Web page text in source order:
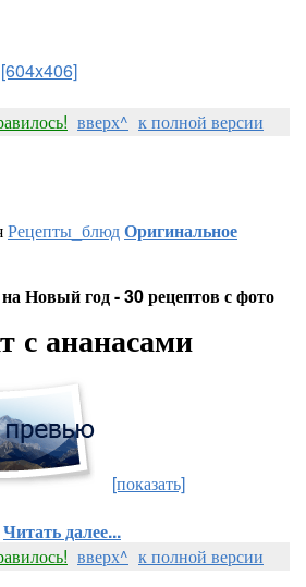
[604x406]
вверх^ к полной версии
Рецепты_блюдОригинальное
Новый год - 30 рецептов с фото
с ананасами
[показать]
Читать далее...
вверх^ к полной версии